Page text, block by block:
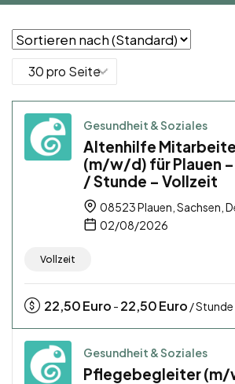
Gesundheit & Soziales
Altenhilfe
(m/w/d) für Plauen
/ Stunde – Vollzeit
08523 Plauen, Sachsen,
02/08/2026
Vollzeit
22,50Euro - 22,50Euro / Stunde
Gesundheit & Soziales
Pflegebegleiter